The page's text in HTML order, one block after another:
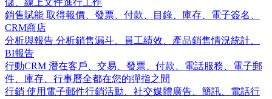
儲、線上文件進行工作
銷售賦能 取得報價、發票、付款、目錄、庫存、電子簽名、
CRM商店
分析與報告 分析銷售漏斗、員工績效、產品銷售情況統計、
BI報告
行動CRM 潛在客戶、交易、發票、付款、電話服務、電子郵
件、庫存、行事曆全都在您的彈指之間
行銷 使用電子郵件行銷活動、社交媒體廣告、簡訊、電話行